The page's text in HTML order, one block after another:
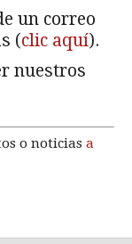
un correo
(clic aquí).
nuestros
o noticias a